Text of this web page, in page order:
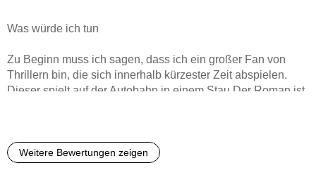
Was würde ich tun
Zu Beginn muss ich sagen, dass ich ein großer Fan von
Thrillern bin, die sich innerhalb kürzester Zeit abspielen.
Dieser spielt auf der Autobahn in einem Stau.Der Roman ist
miterlebt.Mir gefällt vor allem, dass eine Frau als Ermittlerin
Weitere Bewertungen zeigen